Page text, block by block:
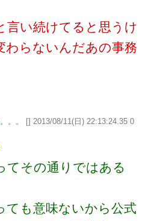
言い続けてると思うけ
らないんだあの事務
。。 [] 2013/08/11(日) 22:13:24.35 0
てその通りではある
ても意味ないから公式